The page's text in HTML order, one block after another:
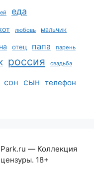
еда
любовь мальчик
отец папа парень
россия свадьба
сон сын телефон
— Коллекция
18+